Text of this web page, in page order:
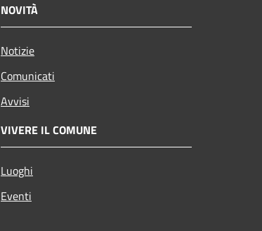
NOVITÀ
Notizie
Comunicati
Avvisi
VIVERE IL COMUNE
Luoghi
Eventi